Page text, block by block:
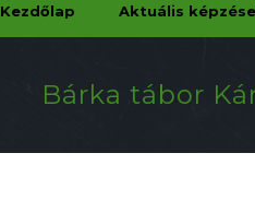
Kezdőlap Aktuális
Bárka tábor